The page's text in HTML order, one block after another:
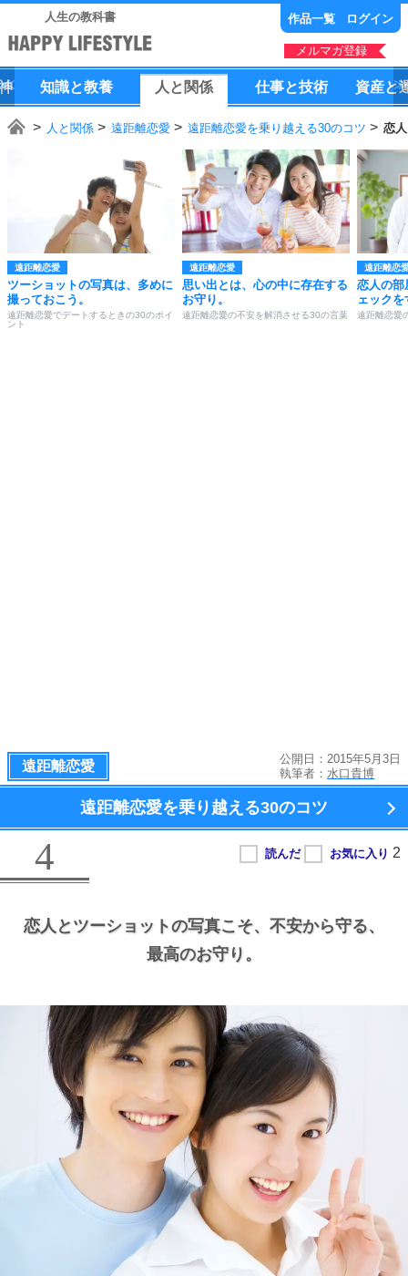
人生の教科書 作品一覧 ログイン
メルマガ登録
知識と教養 人 と 関係 仕事と技術 資産と
人と関係 遠距離恋愛 遠距離恋愛を乗り越える30のコツ 恋
遠距離恋愛
ツーショットの写真は、多めに
撮っておこう。
遠距離恋愛でデートするときの30のポイ
ント
遠距離恋愛
思い出とは、心の中に存在する
お守り。
遠距離恋愛の不安を解消させる30の言葉
遠距離恋
恋人の部
ェック
遠距離恋愛
遠距離恋愛
公開日：2015年5月3日
執筆者： 水口貴博
遠距離恋愛を乗り越える30のコツ
4
恋人とツーショットの写真こそ、 不安から守る、
最高のお守り。